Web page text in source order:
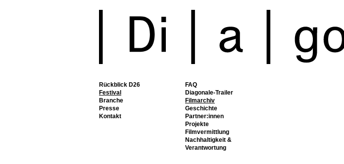
Rückblick D26
Festival
FAQ
Diagonale-Trailer
Filmarchiv
Geschichte
Partner:innen
Projekte
Filmvermittlung
Nachhaltigkeit &
Verantwortung
Branche
Presse
Kontakt